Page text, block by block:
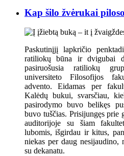
Kap šilo žvėrukai
Paskutinįjį lapkričio
ratiliokų būna ir dvigubai
pasiruošusia ratiliokų
universiteto Filosofijos
advento. Eidamas per
Kalėdų bukui, svarsčiau,
pasirodymo buvo belikęs
buvo tuščias. Prisijungęs prie
auditorijoje su šiam
lubomis, išgirdau ir kitus,
niekas per daug
su dekanatu.